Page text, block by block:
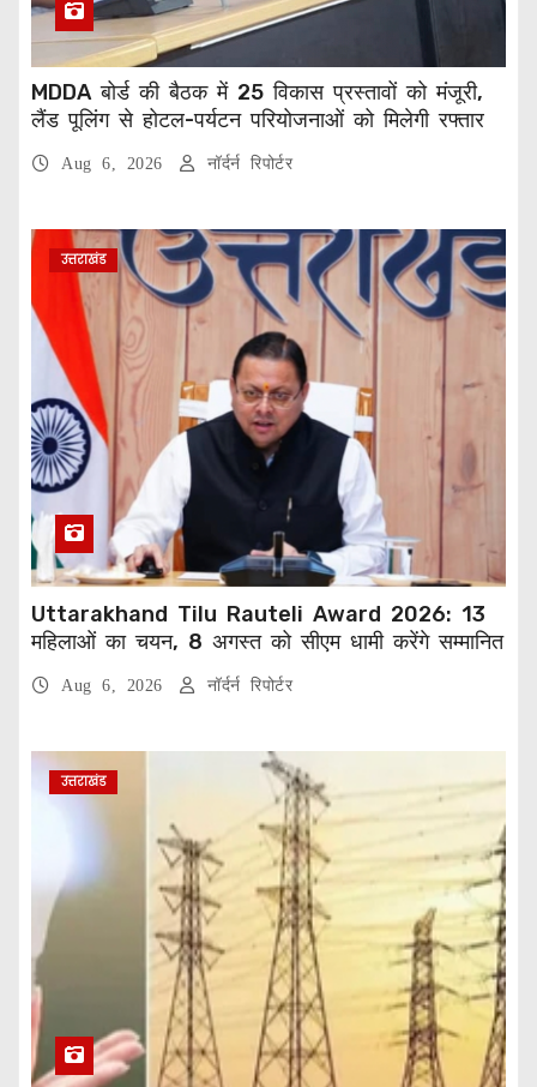
MDDA बोर्ड की बैठक में 25 विकास प्रस्तावों को मंजूरी,
लैंड पूलिंग से होटल-पर्यटन परियोजनाओं को मिलेगी रफ्तार
Aug 6, 2026 नॉर्दर्न रिपोर्टर
उत्तराखंड
Uttarakhand Tilu Rauteli Award 2026: 13
महिलाओं का चयन, 8 अगस्त को सीएम धामी करेंगे सम्मानित
Aug 6, 2026 नॉर्दर्न रिपोर्टर
उत्तराखंड